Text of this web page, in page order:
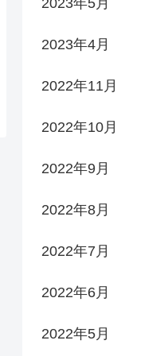
2023年5月
2023年4月
2022年11月
2022年10月
2022年9月
2022年8月
2022年7月
2022年6月
2022年5月